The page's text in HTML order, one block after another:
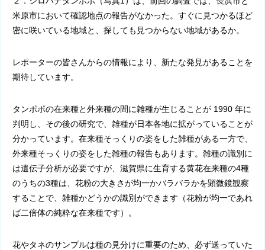
米原市において確認地点の報告がなかった。すぐに見つかるほど
密に咲いている地域と、探しても見つからない地域があるか。
レポーターの皆さんからの情報により、新たな発見があることを
期待しています。
タンポポの在来種と外来種の間に雑種が生じることが 1990 年に
判明し、その後の研究で、雑種が日本各地に拡がっていることが
分かっています。在来種そっくりの姿をした雑種がある一方で、
外来種そっくりの姿をした雑種の報告もあります。雑種の識別に
は遺伝子分析が必要ですが、滋賀県に生育する黄花在来種の4種
のうちの3種は、花粉の大きさが均一かバラバラかを顕微鏡観察
することで、雑種かどうかの識別ができます（花粉が均一であれ
ば二倍体の純粋な在来種です）。
花やタネのサンプルは種の見分けに重要のため、必ず送っていた